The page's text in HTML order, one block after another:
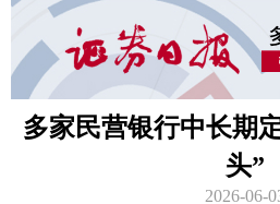
多家民营银行中长期
头”
2026-06-